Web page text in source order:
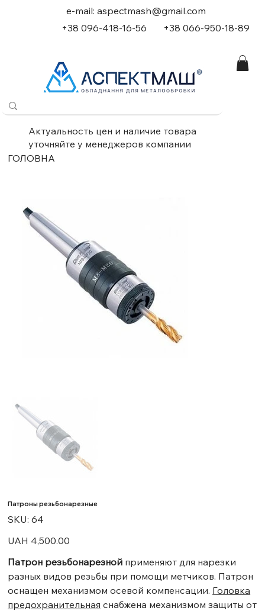
e-mail: aspectmash@gmail.com
+38 096-418-16-56 +38 066-950-18-89
Актуальность цен и наличие товара
уточняйте у менеджеров компании
ГОЛОВНА
Патроны резьбонарезные
SKU:
SKU
64
64
Price
UAH 4,500.00
Патрон резьбонарезной применяют для нарезки
разных видов резьбы при помощи метчиков. Патрон
оснащен механизмом осевой компенсации. Головка
предохранительная снабжена механизмом защиты от